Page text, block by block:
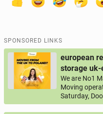
SPONSORED LINKS
european
storage uk-
We are No1
Moving
Saturday,